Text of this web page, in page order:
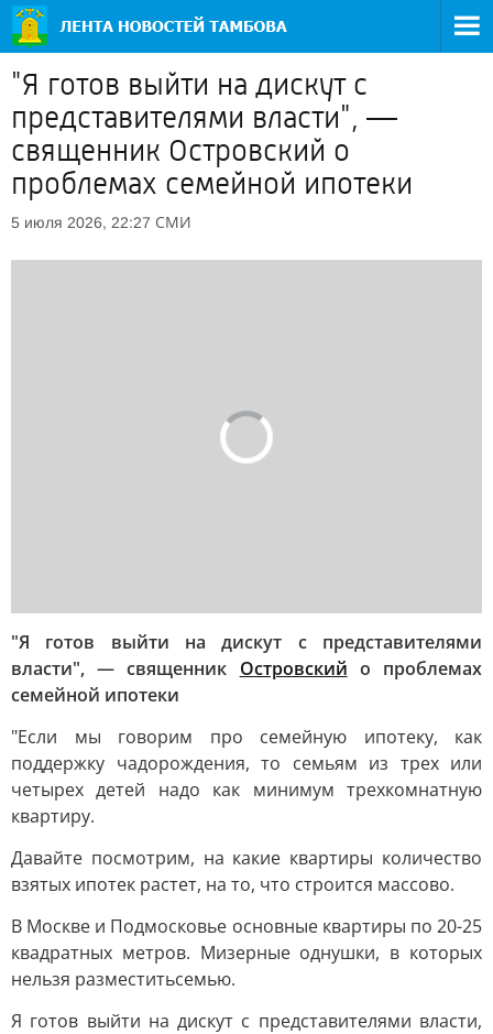
"Я готов выйти на дискут с
представителями власти", —
священник Островский о
проблемах семейной ипотеки
5 июля 2026, 22:27 СМИ
"Я готов выйти на дискут с представителями
власти", — священник Островский о проблемах
семейной ипотеки
"Если мы говорим про семейную ипотеку, как
поддержку чадорождения, то семьям из трех или
четырех детей надо как минимум трехкомнатную
квартиру.
Давайте посмотрим, на какие квартиры количество
взятых ипотек растет, на то, что строится массово.
В Москве и Подмосковье основные квартиры по 20-25
квадратных метров. Мизерные однушки, в которых
нельзя разместитьсемью.
Я готов выйти на дискут с представителями власти,